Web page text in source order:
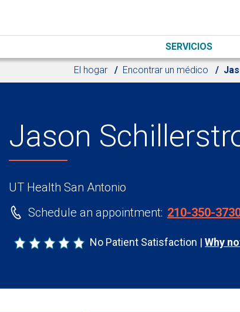
SERVICIOS
El hogar Encontrar un médico
Jason
UT Health San Antonio
Schedule an appointment: 210-350-
No Patient Satisfaction Why